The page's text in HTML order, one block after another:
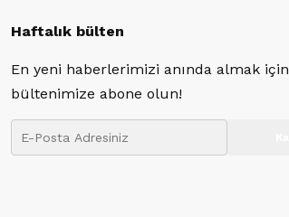
Haftalık bülten
En yeni haberlerimizi anında almak için
bültenimize abone olun!